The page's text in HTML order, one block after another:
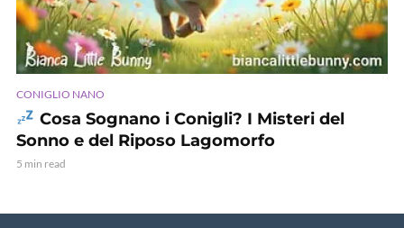
CONIGLIO NANO
Cosa Sognano i Conigli? I Misteri del
Sonno e del Riposo Lagomorfo
5 min read